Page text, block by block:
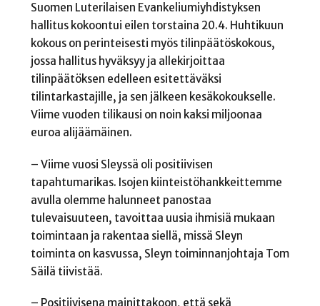
Suomen Luterilaisen Evankeliumiyhdistyksen
hallitus kokoontui eilen torstaina 20.4. Huhtikuun
kokous on perinteisesti myös tilinpäätöskokous,
jossa hallitus hyväksyy ja allekirjoittaa
tilinpäätöksen edelleen esitettäväksi
tilintarkastajille, ja sen jälkeen kesäkokoukselle.
Viime vuoden tilikausi on noin kaksi miljoonaa
euroa alijäämäinen.
– Viime vuosi Sleyssä oli positiivisen
tapahtumarikas. Isojen kiinteistöhankkeittemme
avulla olemme halunneet panostaa
tulevaisuuteen, tavoittaa uusia ihmisiä mukaan
toimintaan ja rakentaa siellä, missä Sleyn
toiminta on kasvussa, Sleyn toiminnanjohtaja Tom
Säilä tiivistää.
– Positiivisena mainittakoon, että sekä